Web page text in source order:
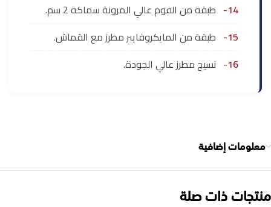
14-
طبقة من الفوم عالي المرونة سماكة 2 سم.
15-
طبقة من المايكروفايبر مطرز مع القماش.
16-
نسيج مطرز عالي الجودة.
معلومات إضافية
منتجات ذات صلة